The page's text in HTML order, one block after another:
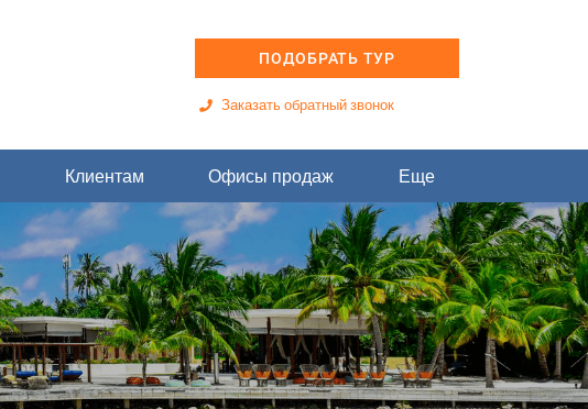
ПОДОБРАТЬ ТУР
Заказать обратный звонок
Клиентам Офисы продаж Еще